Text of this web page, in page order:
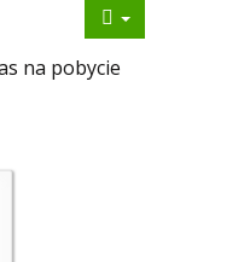
na pobycie